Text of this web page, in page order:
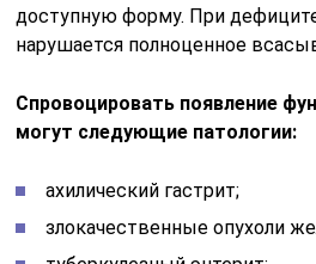
доступную форму. При
нарушается полноценное
Спровоцировать появление
могут следующие патологии:
ахилический гастрит;
злокачественные опухоли